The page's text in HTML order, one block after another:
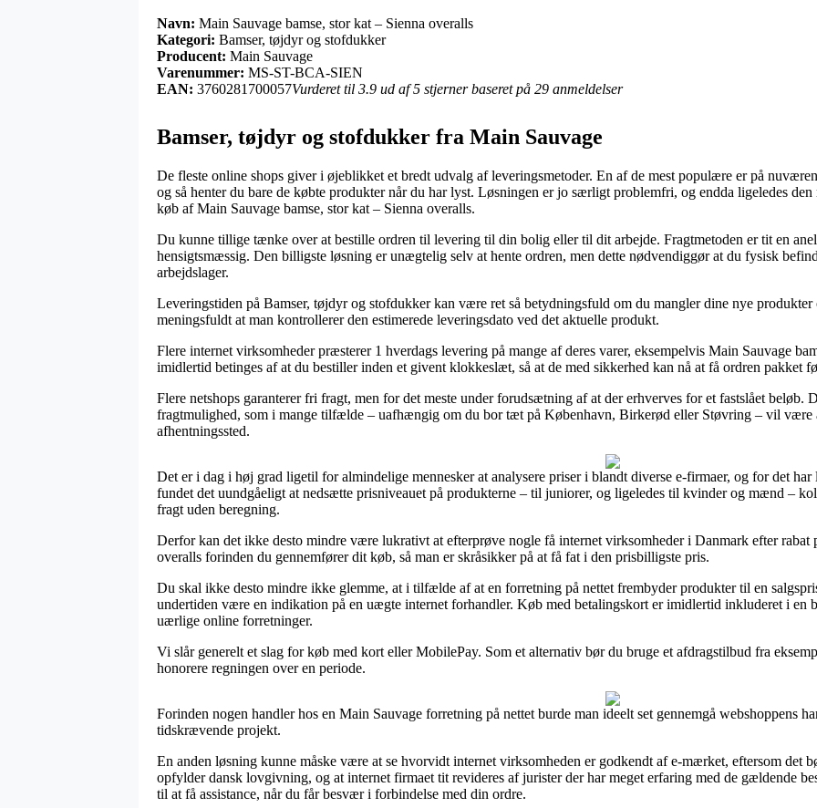
Navn: Main Sauvage bamse, stor kat – Sienna overalls
Kategori: Bamser, tøjdyr og stofdukker
Producent: Main Sauvage
Varenummer: MS-ST-BCA-SIEN
EAN: 3760281700057Vurderet til 3.9 ud af 5 stjerner baseret på 29 anmeldelser
Bamser, tøjdyr og stofdukker fra Main Sauvage
De fleste online shops giver i øjeblikket et bredt udvalg af leveringsmetoder. En af de mest populære er på
og så henter du bare de købte produkter når du har lyst. Løsningen er jo særligt problemfri, og endda ligeledes
køb af Main Sauvage bamse, stor kat – Sienna overalls.
Du kunne tillige tænke over at bestille ordren til levering til din bolig eller til dit arbejde. Fragtmetoden er tit en
hensigtsmæssig. Den billigste løsning er unægtelig selv at hente ordren, men dette nødvendiggør at du fysisk
arbejdslager.
Leveringstiden på Bamser, tøjdyr og stofdukker kan være ret så betydningsfuld om du mangler dine nye
meningsfuldt at man kontrollerer den estimerede leveringsdato ved det aktuelle produkt.
Flere internet virksomheder præsterer 1 hverdags levering på mange af deres varer, eksempelvis Main Sauvage
imidlertid betinges af at du bestiller inden et givent klokkeslæt, så at de med sikkerhed kan nå at få ordren pakket
Flere netshops garanterer fri fragt, men for det meste under forudsætning af at der erhverves for et fastslået beløb.
fragtmulighed, som i mange tilfælde – uafhængig om du bor tæt på København, Birkerød eller Støvring – vil være
afhentningssted.
Det er i dag i høj grad ligetil for almindelige mennesker at analysere priser i blandt diverse e-firmaer, og for det
fundet det uundgåeligt at nedsætte prisniveauet på produkterne – til juniorer, og ligeledes til kvinder og mænd –
fragt uden beregning.
Derfor kan det ikke desto mindre være lukrativt at efterprøve nogle få internet virksomheder i Danmark efter rabat
overalls forinden du gennemfører dit køb, så man er skråsikker på at få fat i den prisbilligste pris.
Du skal ikke desto mindre ikke glemme, at i tilfælde af at en forretning på nettet frembyder produkter til en
undertiden være en indikation på en uægte internet forhandler. Køb med betalingskort er imidlertid inkluderet i en
uærlige online forretninger.
Vi slår generelt et slag for køb med kort eller MobilePay. Som et alternativ bør du bruge et afdragstilbud fra
honorere regningen over en periode.
Forinden nogen handler hos en Main Sauvage forretning på nettet burde man ideelt set gennemgå webshoppens
tidskrævende projekt.
En anden løsning kunne måske være at se hvorvidt internet virksomheden er godkendt af e-mærket, eftersom det
opfylder dansk lovgivning, og at internet firmaet tit revideres af jurister der har meget erfaring med de gældende
til at få assistance, når du får besvær i forbindelse med din ordre.